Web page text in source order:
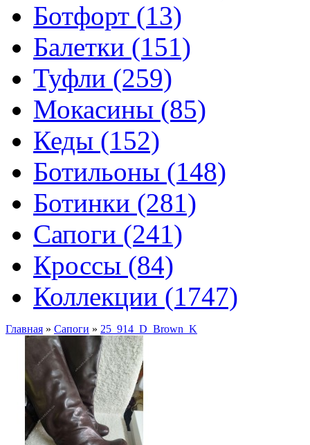
Ботфорт (13)
Балетки (151)
Туфли (259)
Мокасины (85)
Кеды (152)
Ботильоны (148)
Ботинки (281)
Сапоги (241)
Кроссы (84)
Коллекции (1747)
Главная » Сапоги » 25_914_D_Brown_K